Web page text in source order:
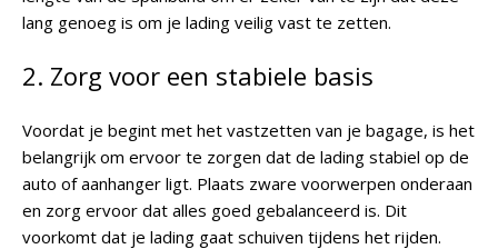
lang genoeg is om je lading veilig vast te zetten.
2. Zorg voor een stabiele basis
Voordat je begint met het vastzetten van je bagage, is het
belangrijk om ervoor te zorgen dat de lading stabiel op de
auto of aanhanger ligt. Plaats zware voorwerpen onderaan
en zorg ervoor dat alles goed gebalanceerd is. Dit
voorkomt dat je lading gaat schuiven tijdens het rijden.